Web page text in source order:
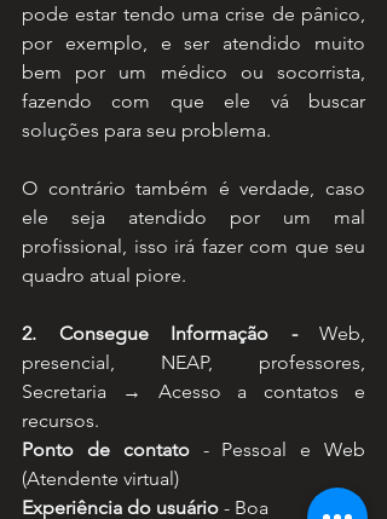
pode estar tendo uma crise de pânico,
por exemplo, e ser atendido muito
bem por um médico ou socorrista,
fazendo com que ele vá buscar
soluções para seu problema.
O contrário também é verdade, caso
ele seja atendido por um mal
profissional, isso irá fazer com que seu
quadro atual piore.
2. Consegue Informação - Web,
presencial, NEAP, professores,
Secretaria → Acesso a contatos e
recursos.
Ponto de contato - Pessoal e Web
(Atendente virtual)
Experiência do usuário - Boa